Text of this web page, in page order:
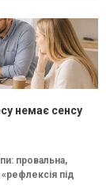
немає сенсу
провальна,
під